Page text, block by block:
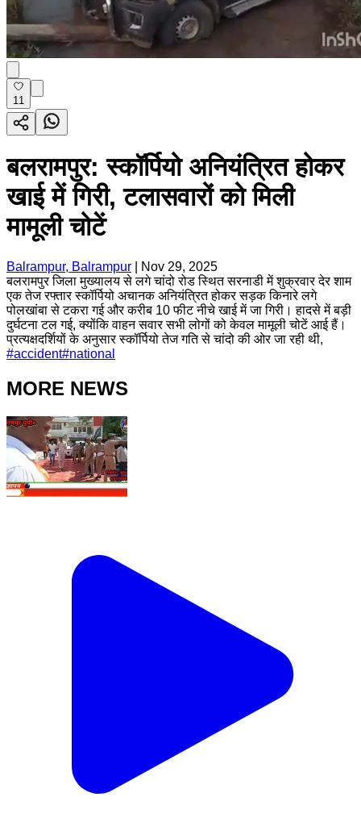
11
बलरामपुर: स्कॉर्पियो अनियंत्रित होकर
खाई में गिरी, टलासवारों को मिली
मामूली चोटें
Balrampur, Balrampur
Nov 29, 2025
बलरामपुर जिला मुख्यालय से लगे चांदो रोड स्थित सरनाडी में शुक्रवार देर शाम
एक तेज रफ्तार स्कॉर्पियो अचानक अनियंत्रित होकर सड़क किनारे लगे
पोलखांबा से टकरा गई और करीब 10 फीट नीचे खाई में जा गिरी। हादसे में बड़ी
दुर्घटना टल गई, क्योंकि वाहन सवार सभी लोगों को केवल मामूली चोटें आई हैं।
प्रत्यक्षदर्शियों के अनुसार स्कॉर्पियो तेज गति से चांदो की ओर जा रही थी,
#accident#national
MORE NEWS